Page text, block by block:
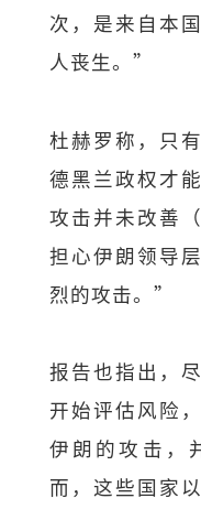
次，是来自本
人丧生。”
杜赫罗称，只
德黑兰政权才
攻击并未改善
担心伊朗领导
烈的攻击。”
报告也指出，
开始评估风险
伊朗的攻击，
而，这些国家